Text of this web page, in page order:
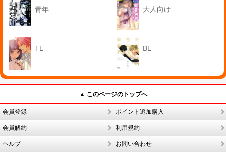
青年 大人向け
TL BL
▲ このページのトップへ
会員登録 ポイント追加購入
会員解約 利用規約
ヘルプ お問い合わせ